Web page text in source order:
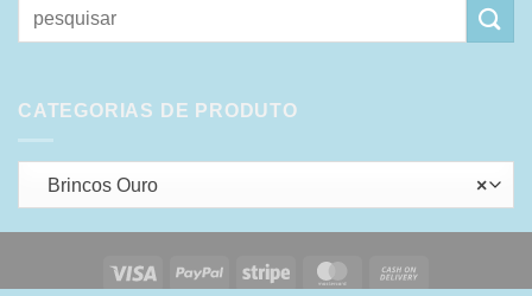
Pesquisar
por:
CATEGORIAS DE PRODUTO
×
Brincos Ouro
Visa PayPal Stripe MasterCard